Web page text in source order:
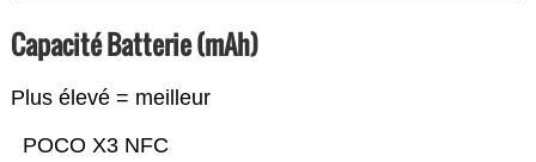
Capacité Batterie (mAh)
Plus élevé = meilleur
POCO X3 NFC